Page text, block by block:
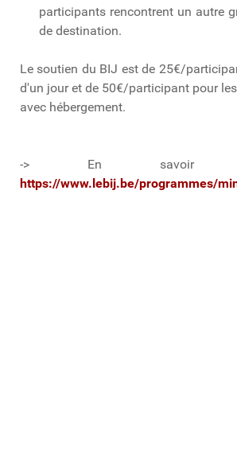
participants rencontrent un autre
de destination.
Le soutien du BIJ est de 25€/
d'un jour et de 50€/participant pour
avec hébergement.
-> En savoir
https://www.lebij.be/programmes/